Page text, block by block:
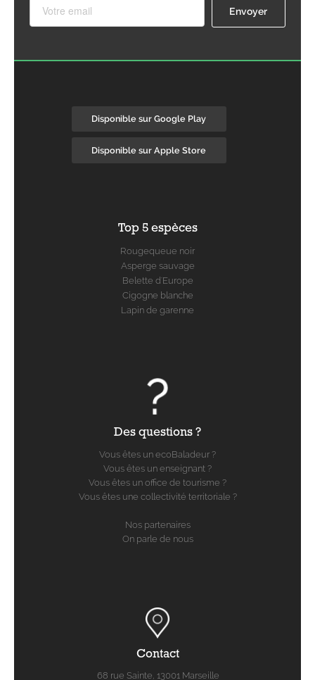
Disponible sur Google Play
Disponible sur Apple Store
Top 5 espèces
Rougequeue noir
Asperge sauvage
Belette d'Europe
Cigogne blanche
Lapin de garenne
Des questions ?
Vous êtes un ecoBaladeur ?
Vous êtes un enseignant ?
Vous êtes un office de tourisme ?
Vous êtes une collectivité territoriale ?
Nos partenaires
On parle de nous
Contact
68 rue Sainte, 13001 Marseille